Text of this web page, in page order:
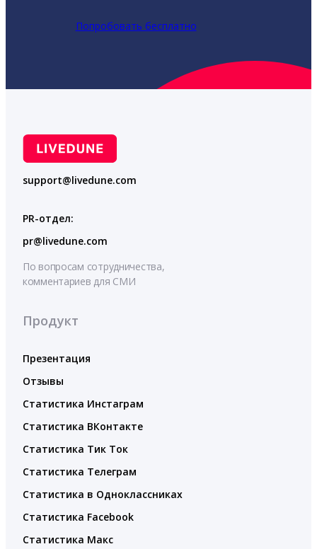
Попробовать бесплатно
support@livedune.com
PR-отдел:
pr@livedune.com
По вопросам сотрудничества,
комментариев для СМИ
Продукт
Презентация
Отзывы
Статистика Инстаграм
Статистика ВКонтакте
Статистика Тик Ток
Статистика Телеграм
Статистика в Одноклассниках
Статистика Facebook
Статистика Макс